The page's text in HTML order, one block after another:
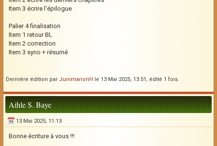
Item 3 écrire l'épilogue
Palier 4 finalisation
Item 1 retour BL
Item 2 correction
Item 3 syno + résumé
Dernière édition par JunimarionH le 13 Mai 2025, 13:51, édité 1 fois.
Aihle S. Baye
13 Mai 2025, 11:13
Bonne écriture à vous !!!